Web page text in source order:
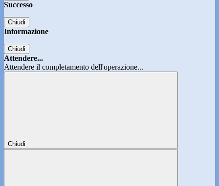
Successo
Chiudi
Informazione
Chiudi
Attendere...
Attendere il completamento dell'operazione...
Chiudi